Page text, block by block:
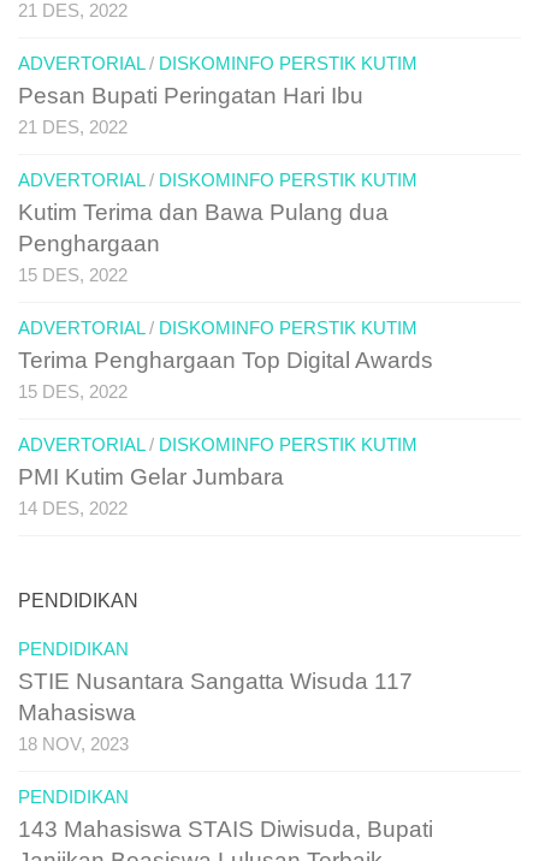
21 DES, 2022
ADVERTORIAL/ DISKOMINFO PERSTIK KUTIM
Pesan Bupati Peringatan Hari Ibu
21 DES, 2022
ADVERTORIAL/ DISKOMINFO PERSTIK KUTIM
Kutim Terima dan Bawa Pulang dua
Penghargaan
15 DES, 2022
ADVERTORIAL/ DISKOMINFO PERSTIK KUTIM
Terima Penghargaan Top Digital Awards
15 DES, 2022
ADVERTORIAL/ DISKOMINFO PERSTIK KUTIM
PMI Kutim Gelar Jumbara
14 DES, 2022
PENDIDIKAN
PENDIDIKAN
STIE Nusantara Sangatta Wisuda 117
Mahasiswa
18 NOV, 2023
PENDIDIKAN
143 Mahasiswa STAIS Diwisuda, Bupati